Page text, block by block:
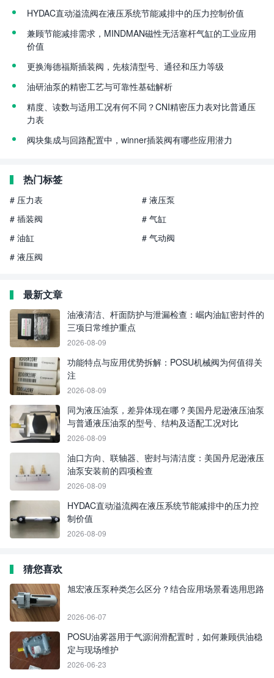
HYDAC直动溢流阀在液压系统节能减排中的压力控制价值
兼顾节能减排需求，MINDMAN磁性无活塞杆气缸的工业应用
价值
更换海德福斯插装阀，先核清型号、通径和压力等级
油研油泵的精密工艺与可靠性基础解析
精度、读数与适用工况有何不同？CNI精密压力表对比普通压
力表
阀块集成与回路配置中，winner插装阀有哪些应用潜力
热门标签
# 压力表
# 液压泵
# 插装阀
# 气缸
# 油缸
# 气动阀
# 液压阀
最新文章
油液清洁、杆面防护与泄漏检查：崛内油缸密封件的
三项日常维护重点
2026-08-09
功能特点与应用优势拆解：POSU机械阀为何值得关
注
2026-08-09
同为液压油泵，差异体现在哪？美国丹尼逊液压油泵
与普通液压油泵的型号、结构及适配工况对比
2026-08-09
油口方向、联轴器、密封与清洁度：美国丹尼逊液压
油泵安装前的四项检查
2026-08-09
HYDAC直动溢流阀在液压系统节能减排中的压力控
制价值
2026-08-09
猜您喜欢
旭宏液压泵种类怎么区分？结合应用场景看选用思路
2026-06-07
POSU油雾器用于气源润滑配置时，如何兼顾供油稳
定与现场维护
2026-06-23